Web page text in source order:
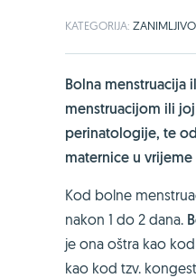
KATEGORIJA:
Bolna menstruacija
menstruacijom ili
perinatologije, te
maternice u
Kod bolne
nakon 1 do 2 dana.
je ona oštra kao
kao kod tzv.